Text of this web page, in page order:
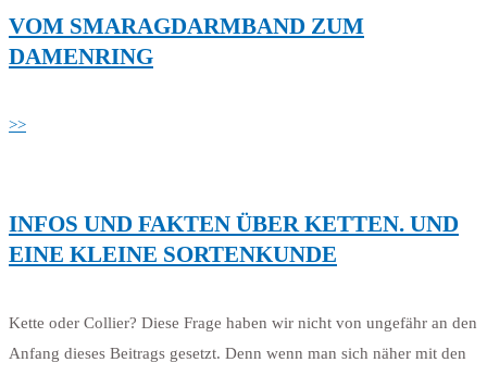
VOM SMARAGDARMBAND ZUM
DAMENRING
>>
INFOS UND FAKTEN ÜBER KETTEN. UND
EINE KLEINE SORTENKUNDE
Kette oder Collier? Diese Frage haben wir nicht von ungefähr an den
Anfang dieses Beitrags gesetzt. Denn wenn man sich näher mit den